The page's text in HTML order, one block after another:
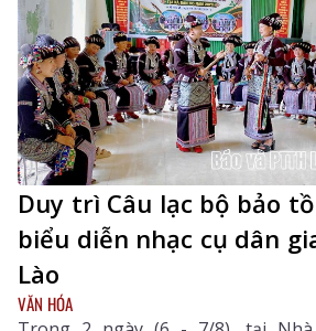
Duy trì Câu lạc bộ bảo
biểu diễn nhạc cụ dân
Lào
VĂN HÓA